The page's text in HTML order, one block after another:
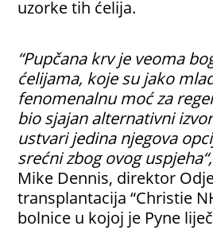
uzorke tih ćelija.
“Pupčana krv je veoma
ćelijama, koje su jako
fenomenalnu moć za
bio sjajan alternativni
ustvari jedina njegova
srećni zbog ovog uspjeha“,
Mike Dennis, direktor
transplantacija “Christie
bolnice u kojoj je Pyne